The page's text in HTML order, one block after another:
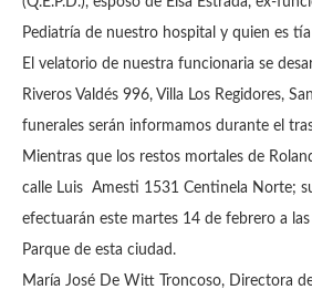
Pediatría de nuestro hospital y quien es
El velatorio de nuestra funcionaria se
Riveros Valdés 996, Villa Los Regidores,
funerales serán informamos durante el
Mientras que los restos mortales de
calle Luis Amesti 1531 Centinela Norte;
efectuarán este martes 14 de febrero a
Parque de esta ciudad.
María José De Witt Troncoso, Directora